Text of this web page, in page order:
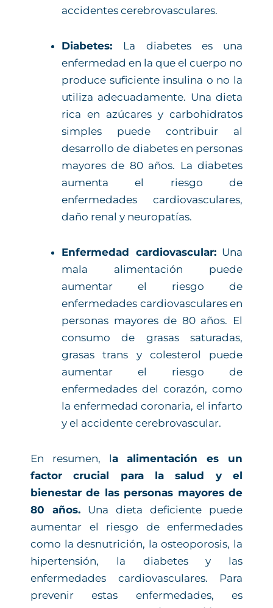
accidentes cerebrovasculares.
Diabetes: La diabetes es una
enfermedad en la que el cuerpo no
produce suficiente insulina o no la
utiliza adecuadamente. Una dieta
rica en azúcares y carbohidratos
simples puede contribuir al
desarrollo de diabetes en personas
mayores de 80 años. La diabetes
aumenta el riesgo de
enfermedades cardiovasculares,
daño renal y neuropatías.
Enfermedad cardiovascular:Una
mala alimentación puede
aumentar el riesgo de
enfermedades cardiovasculares en
personas mayores de 80 años. El
consumo de grasas saturadas,
grasas trans y colesterol puede
aumentar el riesgo de
enfermedades del corazón, como
la enfermedad coronaria, el infarto
y el accidente cerebrovascular.
En resumen, la alimentación es un
factor crucial para la salud y el
bienestar de las personas mayores de
80 años. Una dieta deficiente puede
aumentar el riesgo de enfermedades
como la desnutrición, la osteoporosis, la
hipertensión, la diabetes y las
enfermedades cardiovasculares. Para
prevenir estas enfermedades, es